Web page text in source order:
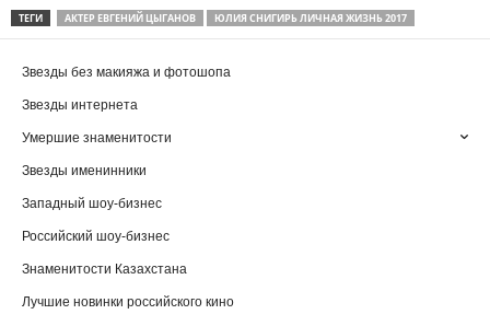
ТЕГИ АКТЕР ЕВГЕНИЙ ЦЫГАНОВ ЮЛИЯ СНИГИРЬ ЛИЧНАЯ ЖИЗНЬ 2017
Звезды без макияжа и фотошопа
Звезды интернета
Умершие знаменитости
Звезды именинники
Западный шоу-бизнес
Российский шоу-бизнес
Знаменитости Казахстана
Лучшие новинки российского кино